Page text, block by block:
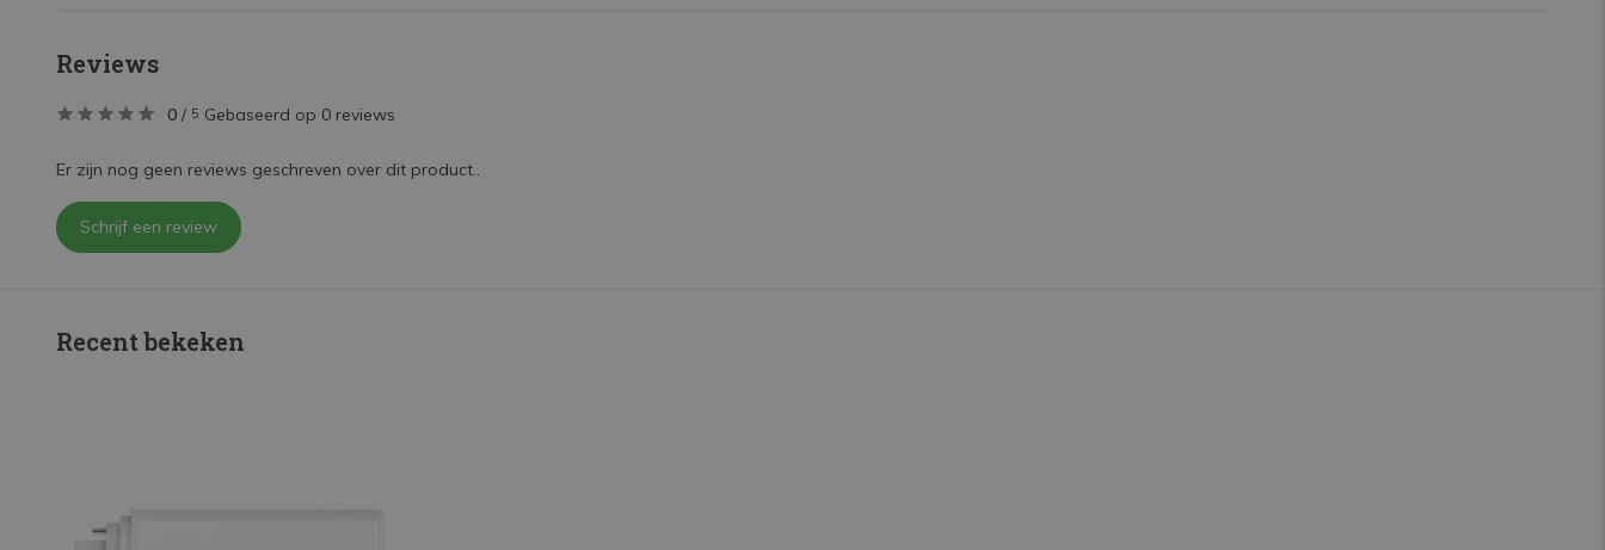
Reviews
0 / 5 Gebaseerd op 0 reviews
Er zijn nog geen reviews geschreven over dit product..
Schrijf een review
Recent bekeken